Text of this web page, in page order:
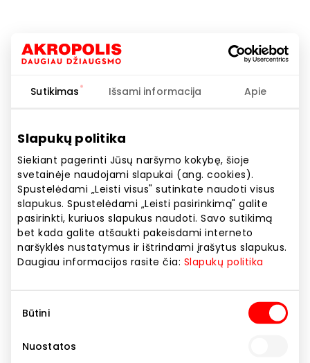
Sutikimas Išsami informacija Apie
Slapukų politika
Siekiant pagerinti Jūsų naršymo kokybę, šioje
svetainėje naudojami slapukai (ang. cookies).
Spustelėdami „Leisti visus" sutinkate naudoti visus
slapukus. Spustelėdami „Leisti pasirinkimą" galite
pasirinkti, kuriuos slapukus naudoti. Savo sutikimą
bet kada galite atšaukti pakeisdami interneto
naršyklės nustatymus ir ištrindami įrašytus slapukus.
Daugiau informacijos rasite čia: Slapukų politika
pasirinkimas
Būtini
Nuostatos
please enter the password below.